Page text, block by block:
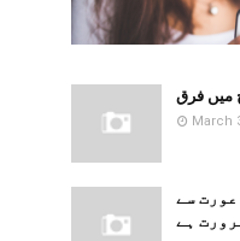
میں فرق
March
سے
ہے